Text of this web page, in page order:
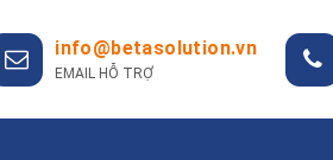
info@betasolution.vn
EMAIL HỖ TRỢ